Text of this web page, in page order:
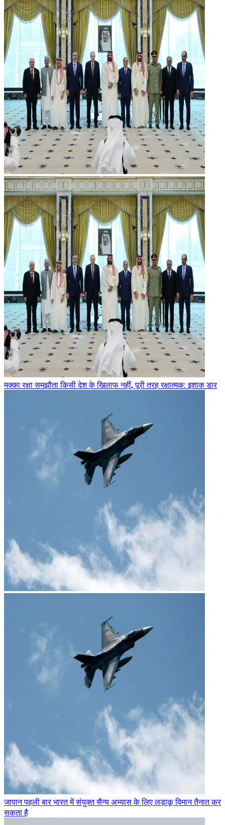
मक्का रक्षा समझौता किसी देश के खिलाफ नहीं, पूरी तरह रक्षात्मक: इशाक डार
जापान पहली बार भारत में संयुक्त सैन्य अभ्यास के लिए लड़ाकू विमान तैनात कर
सकता है